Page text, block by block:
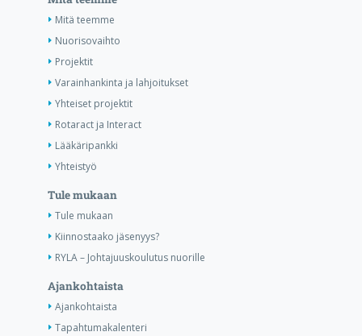
Mitä teemme
Nuorisovaihto
Projektit
Varainhankinta ja lahjoitukset
Yhteiset projektit
Rotaract ja Interact
Lääkäripankki
Yhteistyö
Tule mukaan
Tule mukaan
Kiinnostaako jäsenyys?
RYLA – Johtajuuskoulutus nuorille
Ajankohtaista
Ajankohtaista
Tapahtumakalenteri